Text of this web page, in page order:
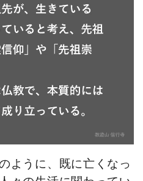
ように、既に亡くなっ